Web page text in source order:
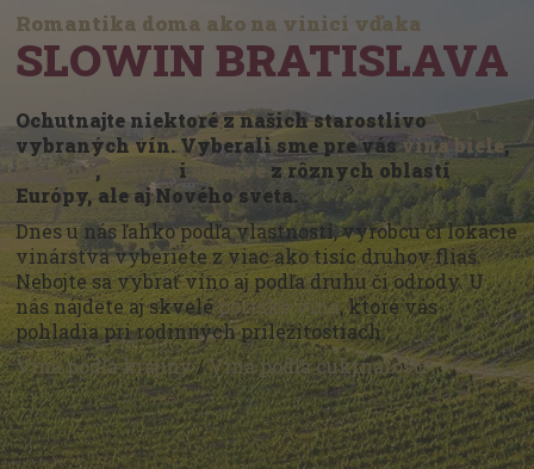
Romantika doma ako na vinici vďaka
SLOWIN BRATISLAVA
Ochutnajte niektoré z našich starostlivo
vybraných vín. Vyberali sme pre vásvína biele,
červené, i šumivéz rôznych oblastí
Európy, ale aj Nového sveta.
Dnes u nás ľahko podľa vlastností, výrobcu či lokácie
vinárstva vyberiete z viac ako tisíc druhov fliaš.
Nebojte sa vybrať víno aj podľa druhu či odrody. U
nás nájdete aj skveléportské vína, ktoré vás
pohladia pri rodinných príležitostiach.
Vína podľa krajiny/Vína podľa cukrnatosti